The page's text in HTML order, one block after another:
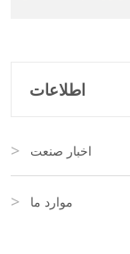
اطلاعات
اخبار صنعت
موارد ما